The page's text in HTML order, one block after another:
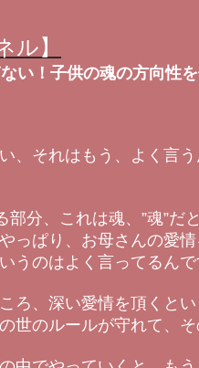
ル】
い！子供の魂の方向性
、それはもう、よく言
部分、これは魂、”魂”
っぱり、お母さんの愛
うのはよく言ってるんで
ろ、深い愛情を頂くと
世のルールが守れて、